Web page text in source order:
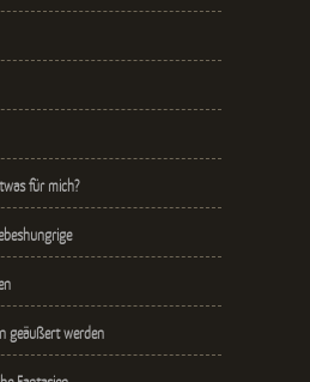
für mich?
geäußert werden